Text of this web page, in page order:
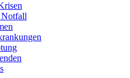
Notfall